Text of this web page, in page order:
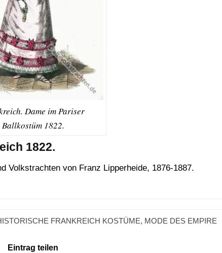
Dame im Pariser
Ballkostüm 1822.
1822.
Volkstrachten von Franz Lipperheide, 1876-1887.
FRANKREICH KOSTÜME, MODE DES EMPIRE
Eintrag teilen